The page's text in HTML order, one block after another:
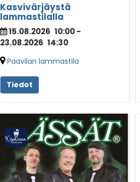
Kasvivärjäystä
lammastilalla
15.08.2026 10:00-
23.08.2026 14:30
Paavilan lammastila
Tiedot